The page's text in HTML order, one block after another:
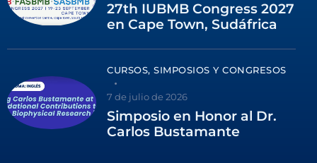
27th IUBMB Congress 2027
en Cape Town, Sudáfrica
CURSOS, SIMPOSIOS Y CONGRESOS
7 de julio de 2026
Simposio en Honor al Dr.
Carlos Bustamante